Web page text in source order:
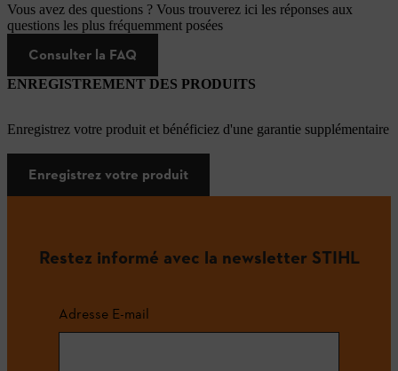
Vous avez des questions ? Vous trouverez ici les réponses aux
questions les plus fréquemment posées
Consulter la FAQ
ENREGISTREMENT DES PRODUITS
Enregistrez votre produit et bénéficiez d'une garantie supplémentaire
Enregistrez votre produit
Restez informé avec la newsletter STIHL
Adresse E-mail